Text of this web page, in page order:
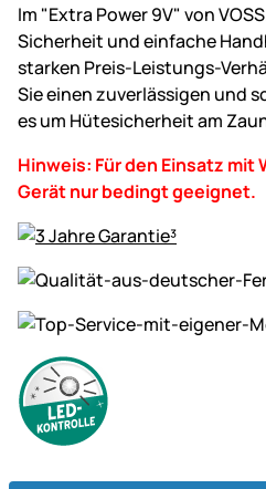
Im "Extra Power 9V" von
Sicherheit und einfache
starken Preis-Leistungs-
Sie einen zuverlässigen und
es um Hütesicherheit am
Hinweis: Für den Einsatz
Gerät nur bedingt geeignet.